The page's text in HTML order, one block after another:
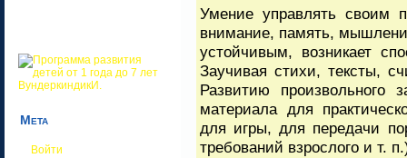
Мета
Войти
Умение управлять своим
внимание, память,
устойчивым, возникает
Заучивая стихи, тексты,
Развитию произвольного
материала для
для игры, для передачи
требований взрослого и т.